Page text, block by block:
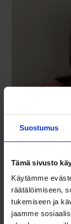
Suostumus
Tämä sivusto
Käytämme
räätälöimiseen,
tukemiseen ja
jaamme
SOSTEn